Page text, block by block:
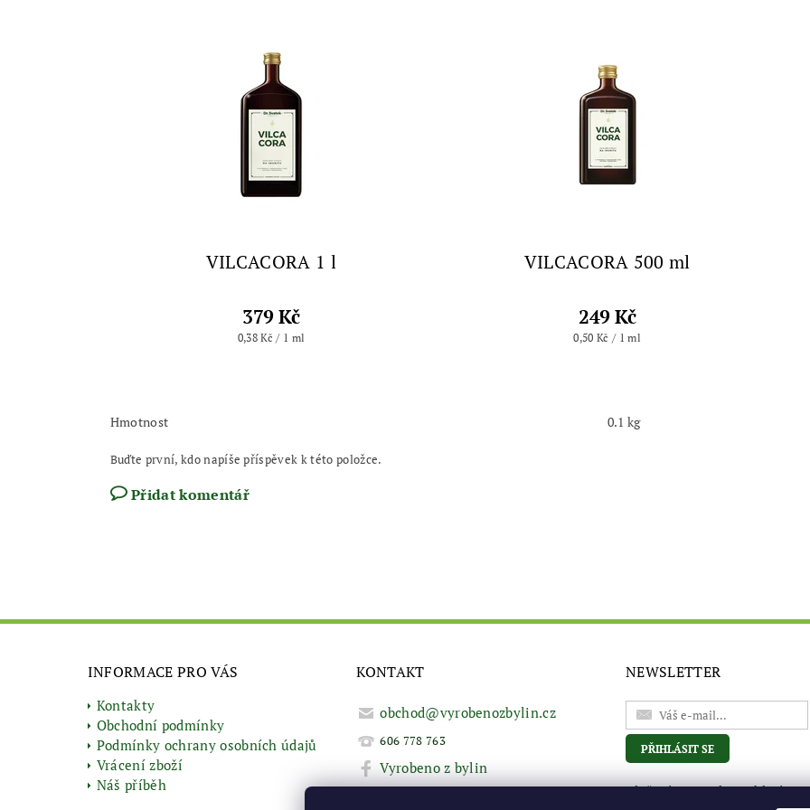
VILCACORA 1 l
379 Kč
0,38 Kč / 1 ml
VILCACORA 500 ml
249 Kč
0,50 Kč / 1 ml
Hmotnost 0.1 kg
Buďte první, kdo napíše příspěvek k této položce.
Přidat komentář
INFORMACE PRO VÁS
Kontakty
Obchodní podmínky
Podmínky ochrany osobních údajů
Vrácení zboží
Náš příběh
KONTAKT
obchod@vyrobenozbylin.cz
606 778 763
Vyrobeno z bylin
NEWSLETTER
Vložením e-mailu souhlasíte s